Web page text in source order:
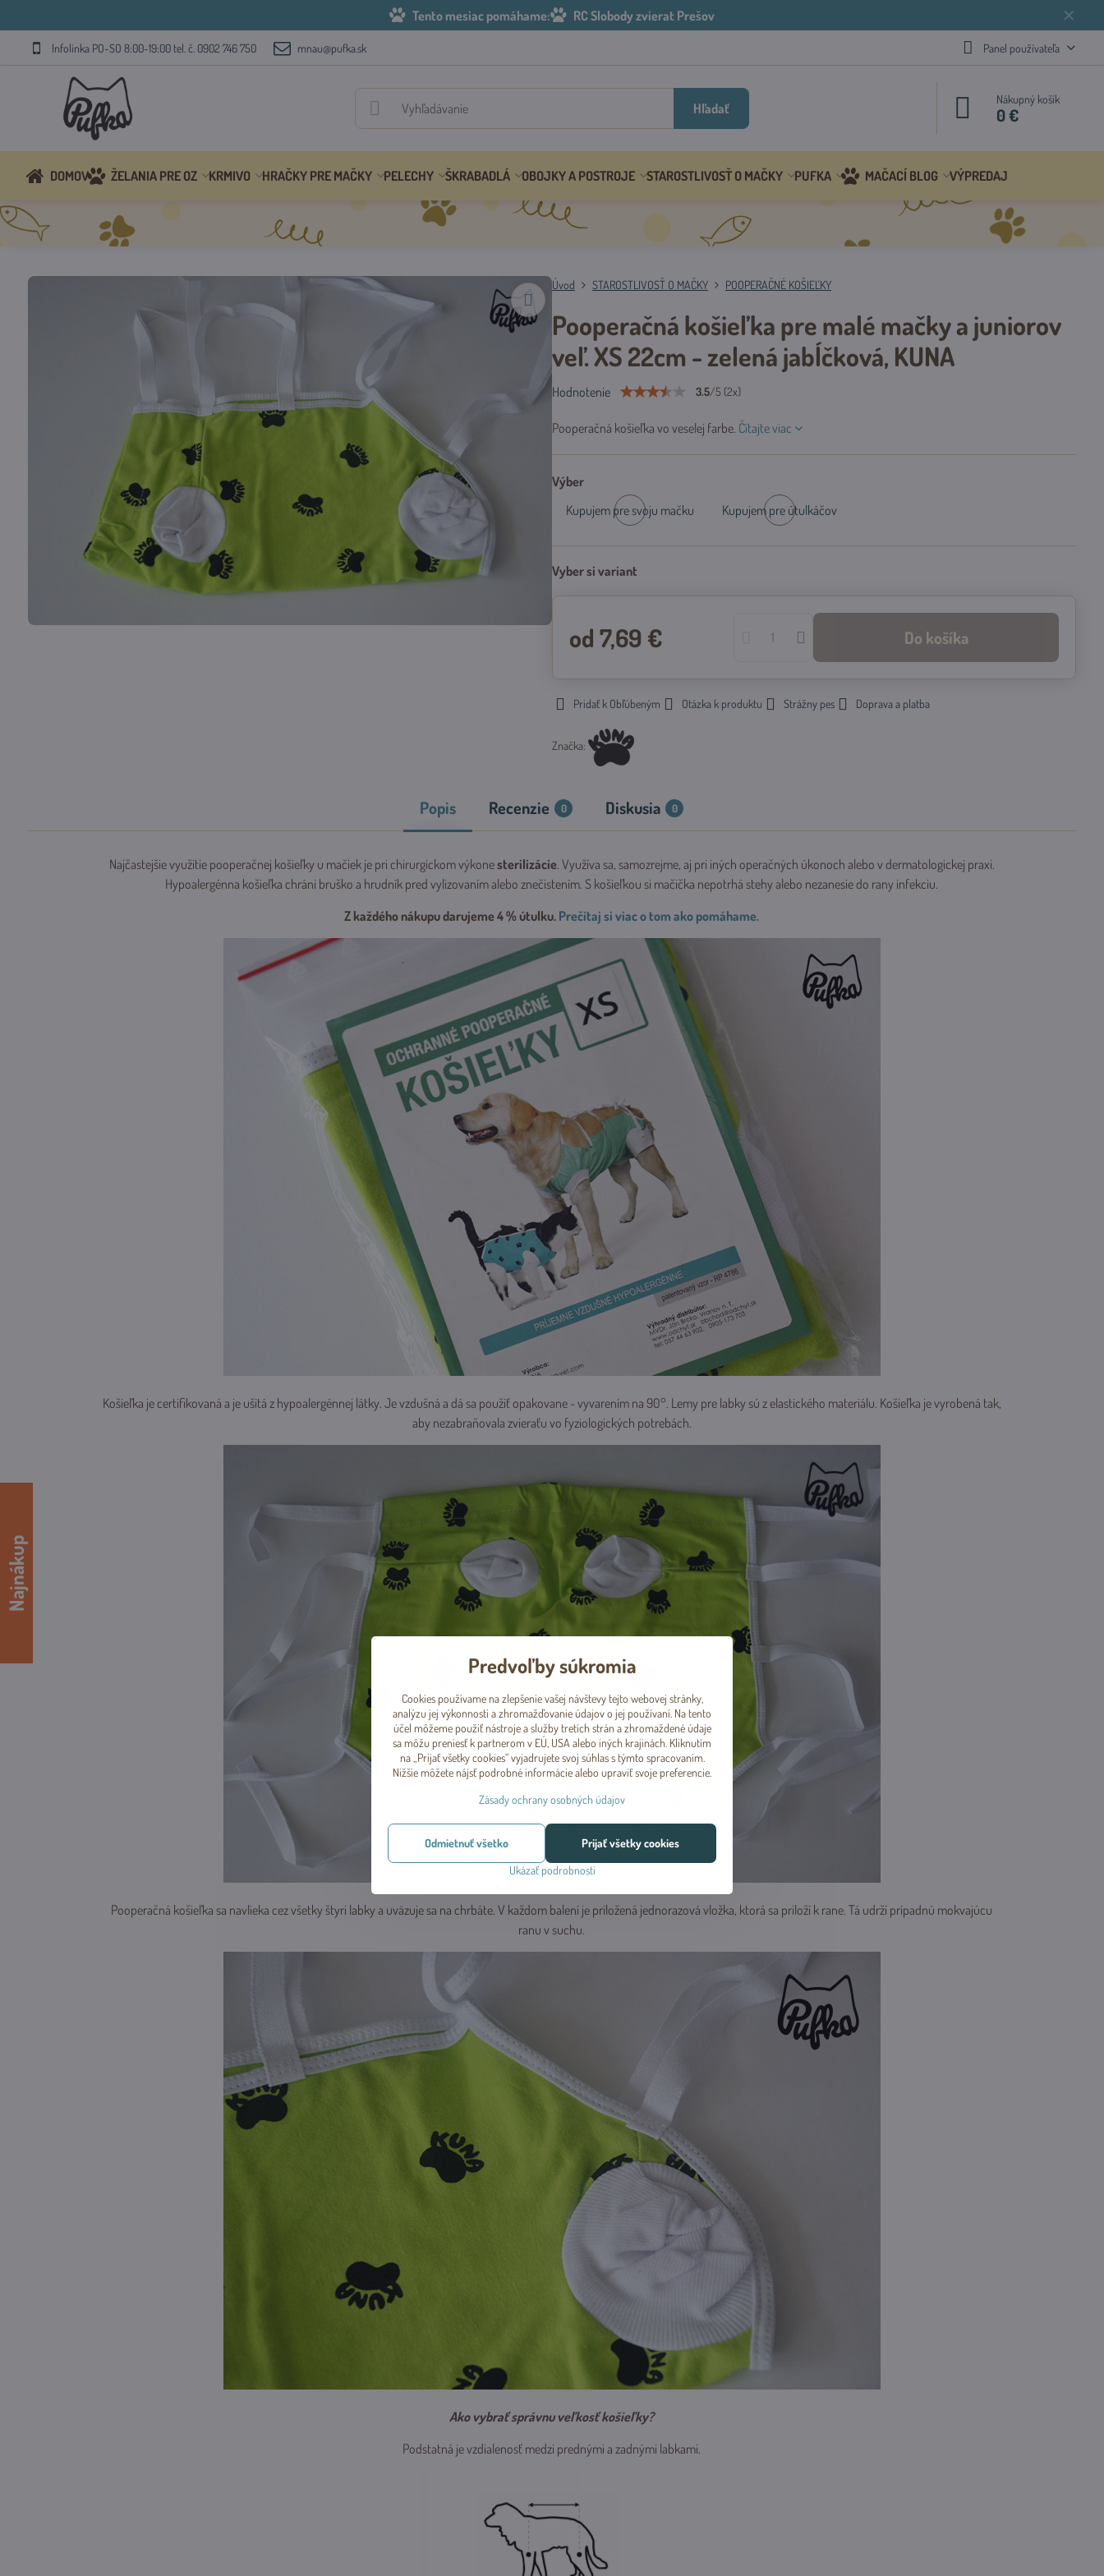
✕
Tento mesiac pomáhame: RC Slobody zvierat Prešov
Infolinka PO-SO 8:00-19:00 tel. č. 0902 746 750 mnau@pufka.sk Panel používateľa
Hľadať
Nákupný košík
0 €
DOMOV ŽELANIA PRE OZ KRMIVO HRAČKY PRE MAČKY PELECHY ŠKRABADLÁ OBOJKY A POSTROJE STAROSTLIVOSŤ O MAČKY PUFKA MAČACÍ BLOG VÝPREDAJ
Úvod STAROSTLIVOSŤ O MAČKY POOPERAČNÉ KOŠIEĽKY
Pooperačná košieľka pre malé mačky a juniorov
veľ. XS 22cm - zelená jabĺčková, KUNA
Hodnotenie 3.5/5 (2x)
Pooperačná košieľka vo veselej farbe. Čítajte viac
Výber
Kupujem pre svoju mačku
Kupujem pre útulkáčov
Vyber si variant
od 7,69 € Do košíka
Pridať k Obľúbeným Otázka k produktu Strážny pes Doprava a platba
Značka:
Popis Recenzie 0 Diskusia 0
Najčastejšie využitie pooperačnej košieľky u mačiek je pri chirurgickom výkonesterilizácie. Využíva sa, samozrejme, aj pri iných operačných úkonoch alebo v dermatologickej praxi.
Hypoalergénna košieľka chráni bruško a hrudník pred vylizovaním alebo znečistením. S košieľkou si mačička nepotrhá stehy alebo nezanesie do rany infekciu.
Z každého nákupu darujeme 4 % útulku. Prečítaj si viac o tom ako pomáhame.
Košieľka je certifikovaná a je ušitá z hypoalergénnej látky. Je vzdušná a dá sa použiť opakovane - vyvarením na 90°. Lemy pre labky sú z elastického materiálu. Košieľka je vyrobená tak,
aby nezabraňovala zvieraťu vo fyziologických potrebách.
Pooperačná košieľka sa navlieka cez všetky štyri labky a uväzuje sa na chrbáte. V každom balení je priložená jednorazová vložka, ktorá sa priloží k rane. Tá udrží prípadnú mokvajúcu
ranu v suchu.
Ako vybrať správnu veľkosť košieľky?
Podstatná je vzdialenosť medzi prednými a zadnými labkami.
Najnákup
Predvoľby súkromia
Cookies používame na zlepšenie vašej návštevy tejto webovej stránky,
analýzu jej výkonnosti a zhromažďovanie údajov o jej používaní. Na tento
účel môžeme použiť nástroje a služby tretích strán a zhromaždené údaje
sa môžu preniesť k partnerom v EÚ, USA alebo iných krajinách. Kliknutím
na „Prijať všetky cookies“ vyjadrujete svoj súhlas s týmto spracovaním.
Nižšie môžete nájsť podrobné informácie alebo upraviť svoje preferencie.
Zásady ochrany osobných údajov
Ukázať podrobnosti
Prijať všetky cookies
Odmietnuť všetko